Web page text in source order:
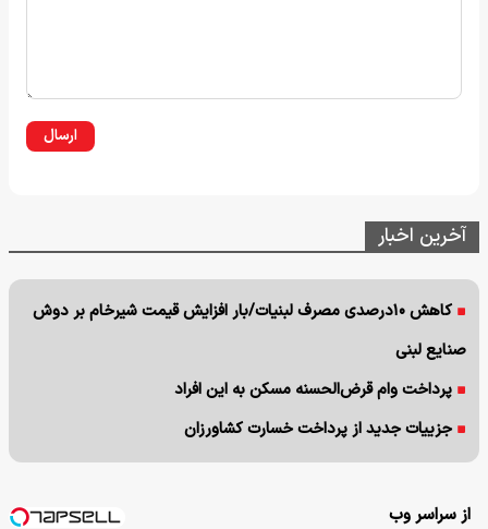
ارسال
آخرین اخبار
کاهش ۱۰درصدی مصرف لبنیات/بار افزایش قیمت شیرخام بر دوش
صنایع لبنی
پرداخت وام قرض‌الحسنه مسکن به این افراد
جزییات جدید از پرداخت خسارت کشاورزان
از سراسر وب